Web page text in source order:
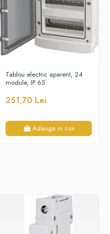
Tablou electric aparent, 24
module, IP 65
251,70 Lei
Adauga in cos